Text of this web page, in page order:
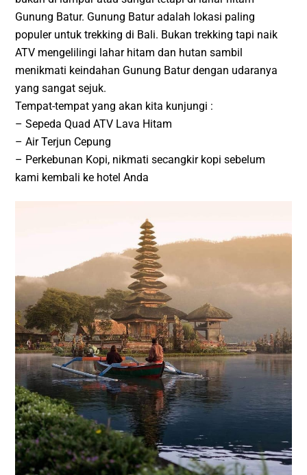
Gunung Batur. Gunung Batur adalah lokasi paling
populer untuk trekking di Bali. Bukan trekking tapi naik
ATV mengelilingi lahar hitam dan hutan sambil
menikmati keindahan Gunung Batur dengan udaranya
yang sangat sejuk.
Tempat-tempat yang akan kita kunjungi :
– Sepeda Quad ATV Lava Hitam
– Air Terjun Cepung
– Perkebunan Kopi, nikmati secangkir kopi sebelum
kami kembali ke hotel Anda